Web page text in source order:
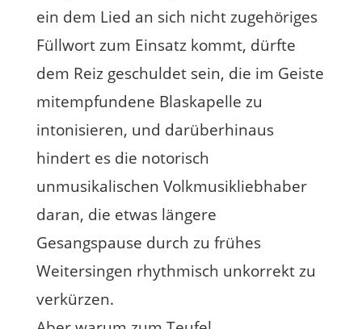
ein dem Lied an sich nicht zugehöriges
Füllwort zum Einsatz kommt, dürfte
dem Reiz geschuldet sein, die im Geiste
mitempfundene Blaskapelle zu
intonisieren, und darüberhinaus
hindert es die notorisch
unmusikalischen Volkmusikliebhaber
daran, die etwas längere
Gesangspause durch zu frühes
Weitersingen rhythmisch unkorrekt zu
verkürzen.